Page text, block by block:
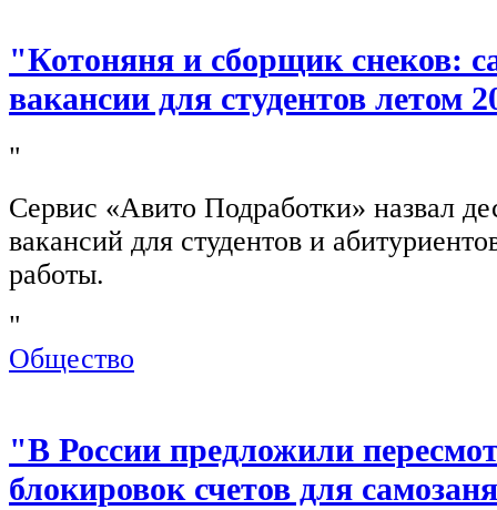
"Котоняня и сборщик снеков:
вакансии для студентов летом
"
Сервис «Авито Подработки» назвал
вакансий для студентов и
работы.
"
Общество
"В России предложили
блокировок счетов для